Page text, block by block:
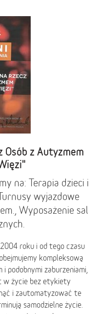
Osób z Autyzmem
na: Terapia dzieci i
wyjazdowe
Wyposażenie sal
roku i od tego czasu
kompleksową
i podobnymi zaburzeniami,
w życie bez etykiety
i zautomatyzować te
samodzielne życie.